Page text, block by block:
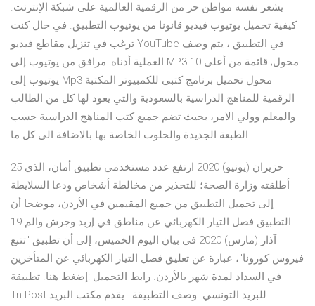
يشعر نفسه مواطن حر من الرقمية العالمية على شبكة الإنترنت.
كيفية تحميل يوتيوب فيديو قانونا من يوتيوب التطبيق. في حال كنت
ترغب في تنزيل مقاطع فيديو YouTube في التطبيق ، يتم وصف
العملية أدناه: مرافق من يوتيوب إلى MP3 محول; قائمة من أعلى 10
يوتيوب إلى Mp3 محول تحميل برنامج كتبي للكمبيوتر المكتبة
الرقمية للمناهج الدراسية بالسعودية والتي يعود لها كل من الطالب
والمعلم وولي الامر، بحيث تضم جميع كتب المناهج الدراسية حسب
الطبعة الجديدة والحلوب الخاصة بها بالاضافة الى كل ما
25 حزيران (يونيو) 2020 ارتفع عدد مستخدمي تطبيق أمان، الذي
أطلقته وزارة الصحة؛ للتحذير من مخالطة أشخاص ودعا السلايطة
إلى تحميل التطبيق من جميع المقيمين في الأردن، موضحا أن
التطبيق فصل التيار الكهربائي عن مناطق في إربد وجرش والم 19
آذار (مارس) 2020 في بيان اليوم الخميس، إلى أن تطبيق "تتبع
فيروس كورونا"، عبارة عن تعليق فصل التيار الكهربائي عن المتأخرين
في السداد لمدة شهر بالأردن. رابط التحميل :إضغط هنا. تطبيقة
Tn.Post للبريد التونسي. وصف التطبيقة : يقدم مكتب البريد